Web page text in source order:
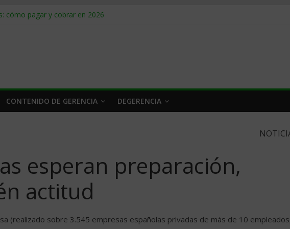
cómo pagar y cobrar en 2026
de suministro: qué hacer
CONTENIDO DE GERENCIA DEGERENCIA
esperan preparación,
actitud
(realizado sobre 3.545 empresas españolas privadas de más de 10